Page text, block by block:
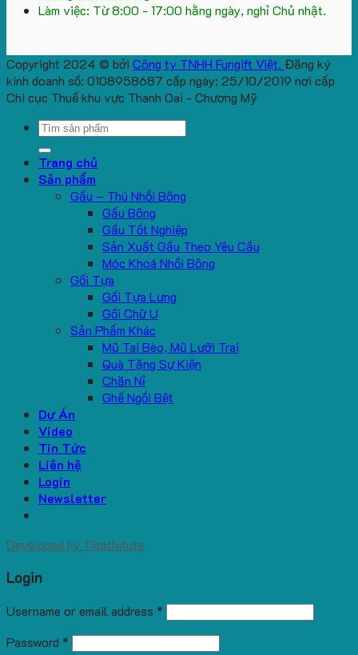
Làm việc: Từ 8:00 - 17:00 hằng ngày, nghỉ Chủ nhật.
Copyright 2024 © bởi Công ty TNHH Fungift Việt. Đăng ký
kinh doanh số: 0108958687 cấp ngày: 25/10/2019 nơi cấp
Chi cục Thuế khu vực Thanh Oai - Chương Mỹ
Search
for:
Trang chủ
Sản phẩm
Gấu – Thú Nhồi Bông
Gấu Bông
Gấu Tốt Nghiệp
Sản Xuất Gấu Theo Yêu Cầu
Móc Khoá Nhồi Bông
Gối Tựa
Gối Tựa Lưng
Gối Chữ U
Sản Phẩm Khác
Mũ Tai Bèo, Mũ Lưỡi Trai
Quà Tặng Sự Kiện
Chăn Nỉ
Ghế Ngồi Bệt
Dự Án
Video
Tin Tức
Liên hệ
Login
Newsletter
Developed by Tiepthitute
Login
Username or email address *
Password *